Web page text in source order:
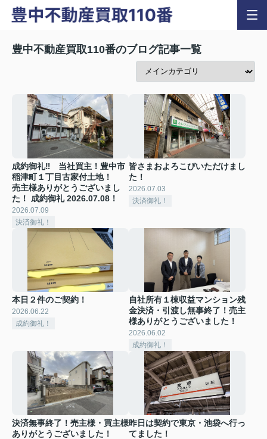
豊中不動産買取110番のブログ記事一覧
成約御礼‼ 当社買主！豊中市
稲津町１丁目古家付土地！
売主様ありがとうございまし
た！ 成約御礼 2026.07.08！
2026.07.09
決済御礼！
皆さまおよろこびいただけまし
た！
2026.07.03
決済御礼！
本日２件のご契約！
2026.06.22
成約御礼！
自社所有１棟収益マンション残
金決済・引渡し無事終了！売主
様ありがとうございました！
2026.06.02
成約御礼！
決済無事終了！売主様・買主様
ありがとうございました！
昨日は契約で東京・池袋へ行っ
てました！